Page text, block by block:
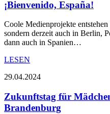
¡Bienvenido, España!
Coole Medienprojekte
sondern derzeit auch in Berlin,
dann auch in Spanien…
LESEN
29.04.2024
Zukunftstag für
Brandenburg